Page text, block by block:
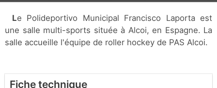
Le Polideportivo Municipal Francisco Laporta est
une salle multi-sports située à Alcoi, en Espagne. La
salle accueille l'équipe de roller hockey de PAS Alcoi.
Fiche technique